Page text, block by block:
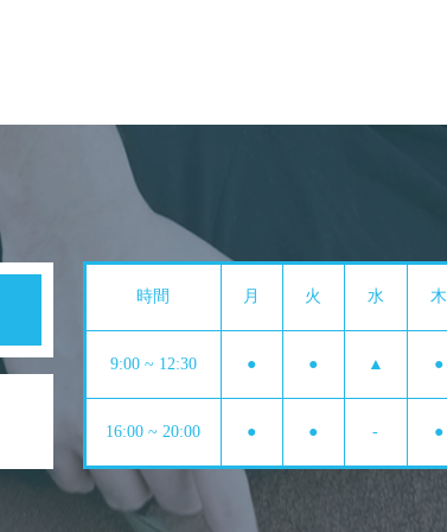
時間 月 火 水 木
9:00 ~ 12:30 ● ● ▲ ●
16:00 ~ 20:00 ● ● - ●